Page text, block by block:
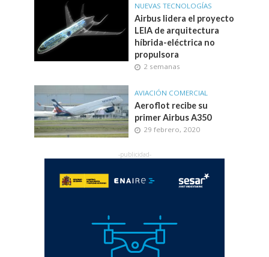
NUEVAS TECNOLOGÍAS
Airbus lidera el proyecto
LEIA de arquitectura
híbrida-eléctrica no
propulsora
2 semanas
AVIACIÓN COMERCIAL
Aeroflot recibe su
primer Airbus A350
29 febrero, 2020